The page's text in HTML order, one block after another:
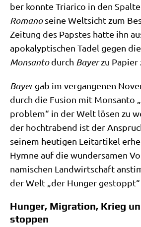
ber konn­te Tria­ri­co in den
Roma­nosei­ne Welt­sicht zum
Zei­tung des Pap­stes hat­te ihn
apo­ka­lyp­ti­schen Tadel gegen
Monsan­todurch Bay­erzu Papier
Bay­ergab im ver­gan­ge­nen
durch die Fusi­on mit Monsan­to
pro­blem“ in der Welt lösen zu
der hoch­tra­bend ist der
sei­nem heu­ti­gen Leit­ar­ti­kel
Hym­ne auf die wun­der­sa­men
na­mi­schen Land­wirt­schaft
der Welt „der Hun­ger gestoppt“
Hunger, Migration, Krieg
stoppen